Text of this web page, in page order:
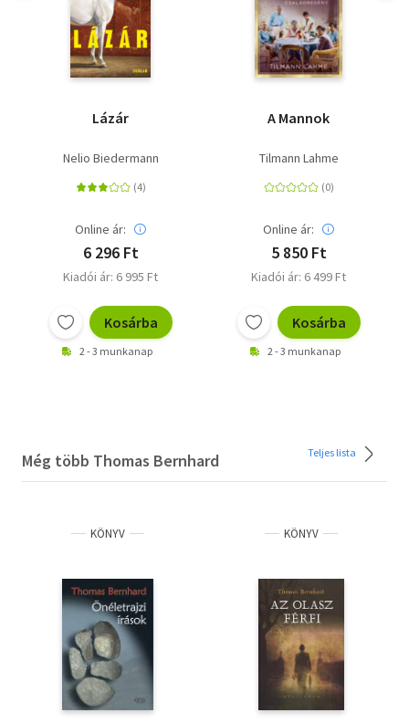
Lázár
Nelio Biedermann
Online ár:
6 296 Ft
Kiadói ár: 6 995 Ft
Kosárba
2 - 3 munkanap
A Mannok
Tilmann Lahme
Online ár:
5 850 Ft
Kiadói ár: 6 499 Ft
Kosárba
2 - 3 munkanap
Még több Thomas Bernhard Teljes lista
KÖNYV KÖNYV